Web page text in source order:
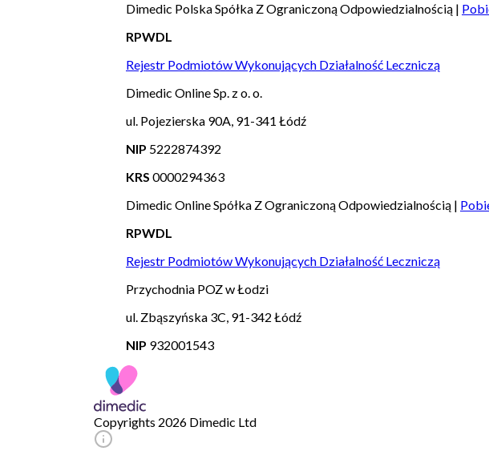
Dimedic Polska Spółka Z Ograniczoną Odpowiedzialnością |
RPWDL
Rejestr Podmiotów Wykonujących Działalność Leczniczą
Dimedic Online Sp. z o. o.
ul. Pojezierska 90A, 91-341 Łódź
NIP 5222874392
KRS 0000294363
Dimedic Online Spółka Z Ograniczoną Odpowiedzialnością |
RPWDL
Rejestr Podmiotów Wykonujących Działalność Leczniczą
Przychodnia POZ w Łodzi
ul. Zbąszyńska 3C, 91-342 Łódź
NIP 932001543
Copyrights 2026 Dimedic Ltd